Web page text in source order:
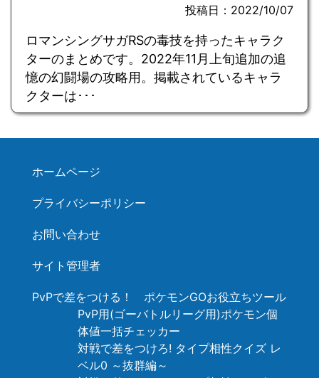
投稿日：2022/10/07
ロマンシングサガRSの毒技を持ったキャラク
ターのまとめです。2022年11月上旬追加の追
憶の幻闘場の攻略用。掲載されているキャラ
クターは･･･
ホームページ
プライバシーポリシー
お問い合わせ
サイト管理者
PvPで差をつける！ ポケモンGOお役立ちツール
PvP用(ゴーバトルリーグ用)ポケモン個
体値一括チェッカー
対戦で差をつけろ! タイプ相性クイズ レ
ベル0 ～抜群編～